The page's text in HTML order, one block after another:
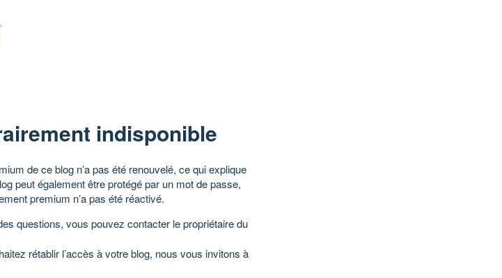
indisponible
de ce blog n’a pas été renouvelé, ce qui explique
peut également être protégé par un mot de passe,
premium n’a pas été réactivé.
questions, vous pouvez contacter le propriétaire du
rétablir l’accès à votre blog, nous vous invitons à